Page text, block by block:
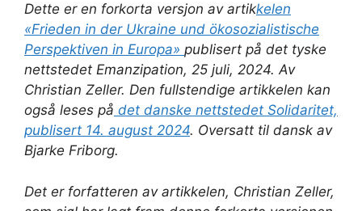
Dette er en forkorta versjon av artikkelen
«Frieden in der Ukraine und ökosozialistische
Perspektiven in Europa» publisert på det tyske
nettstedet Emanzipation, 25 juli, 2024. Av
Christian Zeller. Den fullstendige artikkelen kan
også leses på det danske nettstedet Solidaritet,
publisert 14. august 2024. Oversatt til dansk av
Bjarke Friborg.
Det er forfatteren av artikkelen, Christian Zeller,